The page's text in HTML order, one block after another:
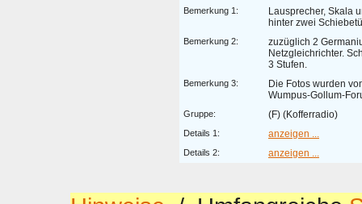
Bemerkung 1:
Lausprecher, Skala
hinter zwei
Bemerkung 2:
zuzüglich 2
Netzgleichrichter.
3 Stufen.
Bemerkung 3:
Die Fotos wurden
Wumpus-Gollum-
Gruppe: (F) (Kofferradio)
Details 1: anzeigen ...
Details 2: anzeigen ...